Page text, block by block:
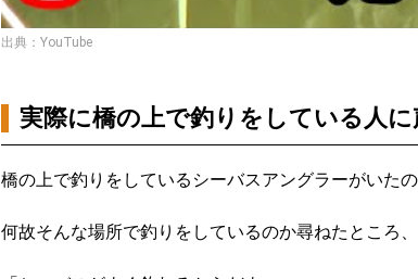
出典：YouTube
実際に橋の上で釣りをしている人
橋の上で釣りをしているシーバスアングラーがいた
何故そんな場所で釣りをしているのか尋ねたところ、